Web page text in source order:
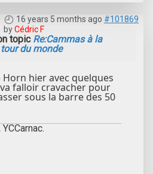
16 years 5 months ago #101869
byCédric F
topic Re:Cammas à la
du monde
Horn hier avec quelques
falloir cravacher pour
sous la barre des 50